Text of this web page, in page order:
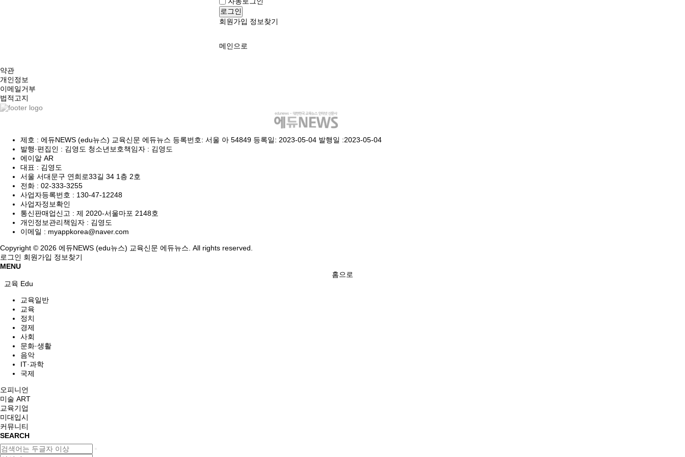
로그인
회원가입 정보찾기
메인으로
약관
개인정보
이메일거부
법적고지
제호 : 에듀NEWS (edu뉴스) 교육신문 에듀뉴스 등록번호: 서울 아 54849 등록일: 2023-05-04 발행일 :2023-05-04
발행·편집인 : 김영도 청소년보호책임자 : 김영도
에이알 AR
대표 : 김영도
서울 서대문구 연희로33길 34 1층 2호
전화 : 02-333-3255
사업자등록번호 : 130-47-12248
사업자정보확인
통신판매업신고 : 제 2020-서울마포 2148호
개인정보관리책임자 : 김영도
이메일 : myappkorea@naver.com
Copyright © 2026 에듀NEWS (edu뉴스) 교육신문 에듀뉴스. All rights reserved.
로그인 회원가입 정보찾기
MENU
홈으로
교육 Edu
교육일반
교육
정치
경제
사회
문화·생활
음악
IT·과학
국제
오피니언
미술 ART
교육기업
미대입시
커뮤니티
SEARCH